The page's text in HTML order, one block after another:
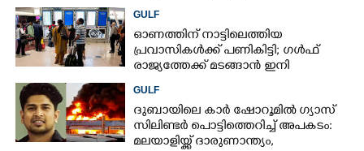
എക്സ്പ്രസ്
GULF
ഓണത്തിന് നാട്ടിലെത്തിയ
പ്രവാസികൾക്ക് പണികിട്ടി; ഗൾഫ്
രാജ്യത്തേക്ക് മടങ്ങാൻ ഇനി
GULF
ദുബായിലെ കാർ ഷോറൂമിൽ ഗ്യാസ്
സിലിണ്ടർ പൊട്ടിത്തെറിച്ച് അപകടം:
മലയാളിയ്ക്ക് ദാരുണാന്ത്യം,